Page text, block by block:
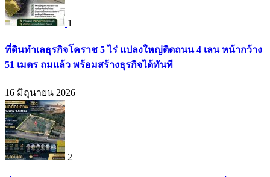
1
ที่ดินทำเลธุรกิจโคราช 5 ไร่ แปลงใหญ่ติดถนน 4 เลน หน้ากว้าง
51 เมตร ถมแล้ว พร้อมสร้างธุรกิจได้ทันที
16 มิถุนายน 2026
2